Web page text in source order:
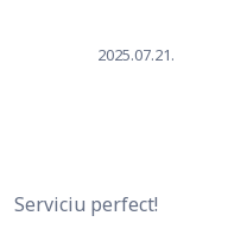
2025.07.21.
Serviciu perfect!